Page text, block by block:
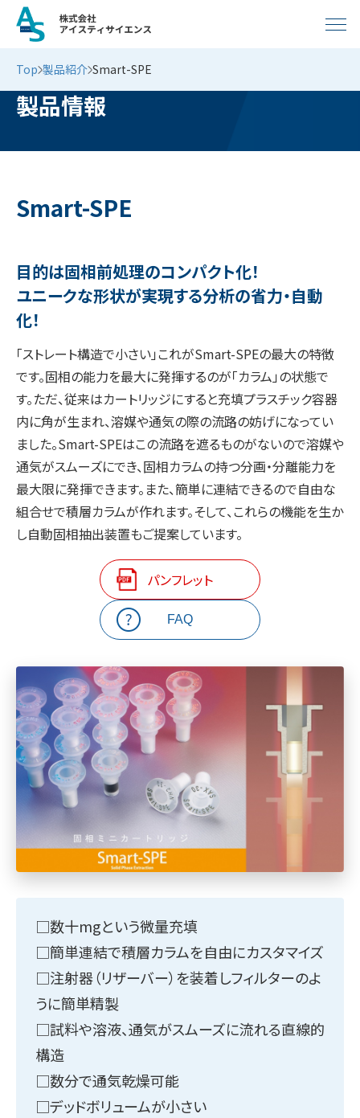
Top 製品紹介 Smart-SPE
製品情報
Smart-SPE
目的は固相前処理のコンパクト化！
ユニークな形状が実現する分析の省力・自動
化！
「ストレート構造で小さい」これがSmart-SPEの最大の特徴
です。固相の能力を最大に発揮するのが「カラム」の状態で
す。ただ、従来はカートリッジにすると充填プラスチック容器
内に角が生まれ、溶媒や通気の際の流路の妨げになってい
ました。Smart-SPEはこの流路を遮るものがないので溶媒や
通気がスムーズにでき、固相カラムの持つ分画・分離能力を
最大限に発揮できます。また、簡単に連結できるので自由な
組合せで積層カラムが作れます。そして、これらの機能を生か
し自動固相抽出装置もご提案しています。
パンフレット
FAQ
□数十mgという微量充填
□簡単連結で積層カラムを自由にカスタマイズ
□注射器（リザーバー）を装着しフィルターのよ
うに簡単精製
□試料や溶液、通気がスムーズに流れる直線的
構造
□数分で通気乾燥可能
□デッドボリュームが小さい